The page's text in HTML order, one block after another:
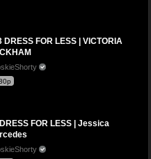
DRESS FOR LESS | VICTORIA
FOR LESS | Jessica